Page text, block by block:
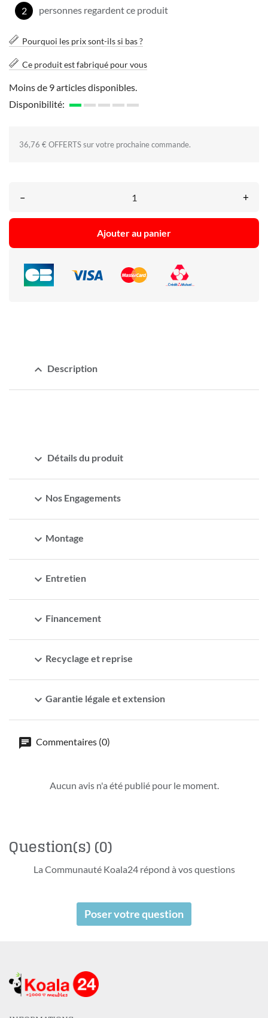
2 personnes regardent ce produit
Pourquoi les prix sont-ils si bas ?
Ce produit est fabriqué pour vous
Moins de 9 articles disponibles.
Disponibilité:
36,76 € OFFERTS sur votre prochaine commande.
– +
Ajouter au panier
expand_less Description
expand_more Détails du produit
expand_more Nos Engagements
expand_more Montage
expand_more Entretien
expand_more Financement
expand_more Recyclage et reprise
expand_more Garantie légale et extension
Commentaires (0)
Aucun avis n'a été publié pour le moment.
Question(s)(0)
La Communauté Koala24 répond à vos questions
Poser votre question